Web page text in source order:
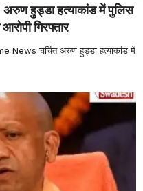
हुड्डा हत्याकांड में पुलिस
गिरफ्तार
चर्चित अरुण हुड्डा हत्याकांड में